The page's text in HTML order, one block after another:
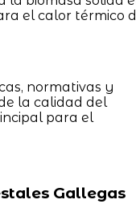
el calor térmico
normativas y
la calidad del
para el
Gallegas